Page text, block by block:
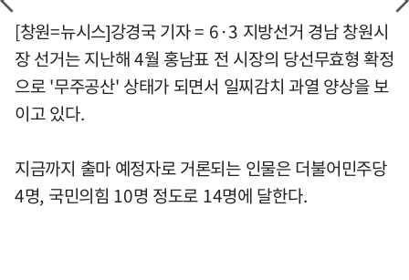
[창원=뉴시스]강경국 기자 = 6·3 지방선거 경남 창원시
장 선거는 지난해 4월 홍남표 전 시장의 당선무효형 확정
으로 '무주공산' 상태가 되면서 일찌감치 과열 양상을 보
이고 있다.
지금까지 출마 예정자로 거론되는 인물은 더불어민주당
4명, 국민의힘 10명 정도로 14명에 달한다.